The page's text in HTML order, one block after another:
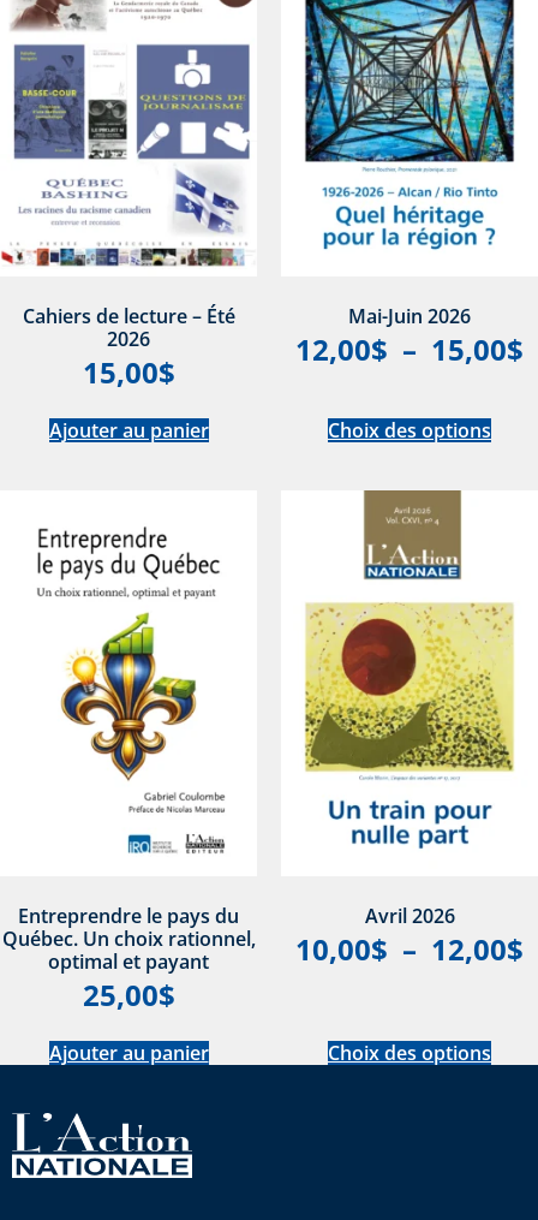
Cahiers de lecture – Été
2026
15,00$
Ajouter au panier
Mai-Juin 2026
12,00$ – 15,00$
Choix des options
Entreprendre le pays du
Québec. Un choix rationnel,
optimal et payant
25,00$
Ajouter au panier
Avril 2026
10,00$ – 12,00$
Choix des options